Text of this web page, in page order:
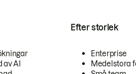
AI
Efter storlek
Enterprise
Medelstora